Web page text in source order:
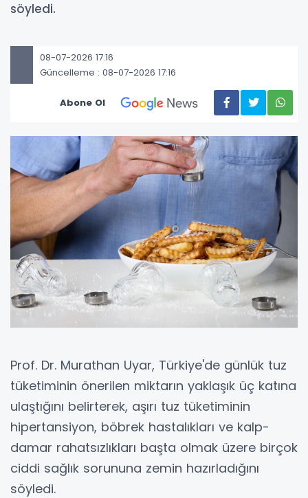
söyledi.
08-07-2026 17:16
Güncelleme : 08-07-2026 17:16
Abone Ol
Prof. Dr. Murathan Uyar, Türkiye'de günlük tuz
tüketiminin önerilen miktarın yaklaşık üç katına
ulaştığını belirterek, aşırı tuz tüketiminin
hipertansiyon, böbrek hastalıkları ve kalp-
damar rahatsızlıkları başta olmak üzere birçok
ciddi sağlık sorununa zemin hazırladığını
söyledi.